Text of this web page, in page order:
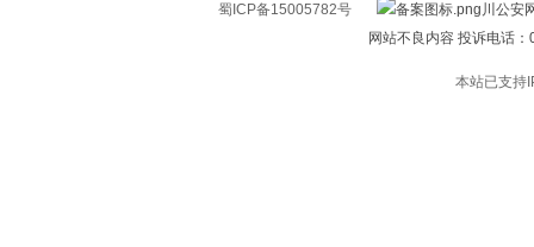
蜀ICP备15005782号
川公安
网站不良内容 投诉电话
本站已支持